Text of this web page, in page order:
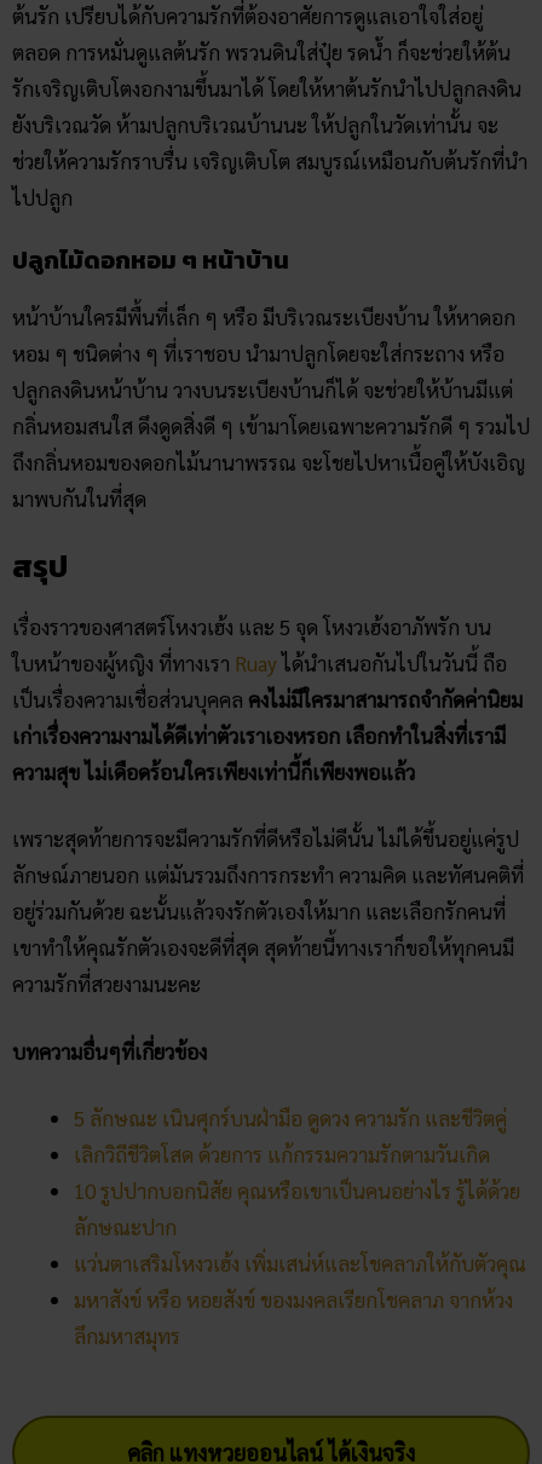
ต้นรัก เปรียบได้กับความรักที่ต้องอาศัยการดูแลเอาใจใส่อยู่
ตลอด การหมั่นดูแลต้นรัก พรวนดินใส่ปุ๋ย รดน้ำ ก็จะช่วยให้ต้น
รักเจริญเติบโตงอกงามขึ้นมาได้ โดยให้หาต้นรักนำไปปลูกลงดิน
ยังบริเวณวัด ห้ามปลูกบริเวณบ้านนะ ให้ปลูกในวัดเท่านั้น จะ
ช่วยให้ความรักราบรื่น เจริญเติบโต สมบูรณ์เหมือนกับต้นรักที่นำ
ไปปลูก
ปลูกไม้ดอกหอม ๆ หน้าบ้าน
หน้าบ้านใครมีพื้นที่เล็ก ๆ หรือ มีบริเวณระเบียงบ้าน ให้หาดอก
หอม ๆ ชนิดต่าง ๆ ที่เราชอบ นำมาปลูกโดยจะใส่กระถาง หรือ
ปลูกลงดินหน้าบ้าน วางบนระเบียงบ้านก็ได้ จะช่วยให้บ้านมีแต่
กลิ่นหอมสนใส ดึงดูดสิ่งดี ๆ เข้ามาโดยเฉพาะความรักดี ๆ รวมไป
ถึงกลิ่นหอมของดอกไม้นานาพรรณ จะโชยไปหาเนื้อคู่ให้บังเอิญ
มาพบกันในที่สุด
สรุป
เรื่องราวของศาสตร์โหงวเฮ้ง และ 5 จุด โหงวเฮ้ง​อาภัพ​รัก บน
ใบหน้าของผู้หญิง ที่ทางเรา Ruayได้นำเสนอกันไปในวันนี้ ถือ
เป็นเรื่องความเชื่อส่วนบุคคล คงไม่มีใครมาสามารถจำกัดค่านิยม
เก่าเรื่องความงามได้ดีเท่าตัวเราเองหรอก เลือกทำในสิ่งที่เรามี
ความสุข ไม่เดือดร้อนใครเพียงเท่านี้ก็เพียงพอแล้ว
เพราะสุดท้ายการจะมีความรักที่ดีหรือไม่ดีนั้น ไม่ได้ขึ้นอยู่แค่รูป
ลักษณ์ภายนอก แต่มันรวมถึงการกระทำ ความคิด และทัศนคติที่
อยู่ร่วมกันด้วย ฉะนั้นแล้วจงรักตัวเองให้มาก และเลือกรักคนที่
เขาทำให้คุณรักตัวเองจะดีที่สุด สุดท้ายนี้ทางเราก็ขอให้ทุกคนมี
ความรักที่สวยงามนะคะ
บทความอื่นๆที่เกี่ยวข้อง
5 ลักษณะ เนินศุกร์บนฝ่ามือ ดูดวง ความรัก และชีวิตคู่
เลิกวิถีชีวิตโสด ด้วยการ แก้กรรมความรักตามวันเกิด
10 รูปปากบอกนิสัย คุณหรือเขาเป็นคนอย่างไร รู้ได้ด้วย
ลักษณะปาก
แว่นตาเสริมโหงวเฮ้ง เพิ่มเสน่ห์และโชคลาภให้กับตัวคุณ
มหาสังข์ หรือ หอยสังข์ ของมงคลเรียกโชคลาภ จากห้วง
ลึกมหาสมุทร
คลิก แทงหวยออนไลน์ ได้เงินจริง